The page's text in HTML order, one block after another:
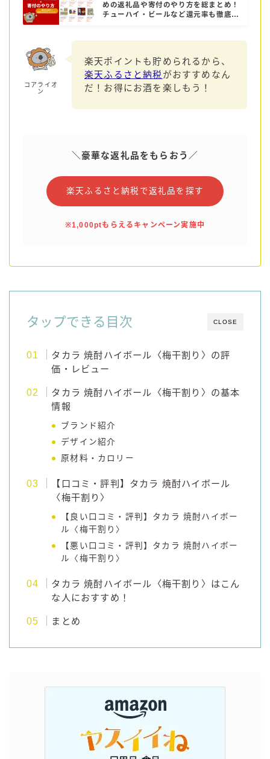
運営者情報
お問い合わせ
めの返礼品や寄付のやり方を総まとめ！
チューハイ・ビールなど還元率も徹底解
コアライオ
ン
楽天ポイントも貯められるから、
楽天ふるさと納税 がおすすめなん
だ！お得にお酒を楽しもう！
＼豪華な返礼品をもらおう／
楽天ふるさと納税で返礼品を探す
※1,000ptもらえるキャンペーン実施中
CLOSE
タップできる目次
タカラ 焼酎ハイボール〈梅干割り〉の評
価・レビュー
タカラ 焼酎ハイボール〈梅干割り〉の基本
情報
ブランド紹介
デザイン紹介
原材料・カロリー
【口コミ・評判】タカラ 焼酎ハイボール
〈梅干割り〉
【良い口コミ・評判】タカラ 焼酎ハイボー
ル〈梅干割り〉
【悪い口コミ・評判】タカラ 焼酎ハイボー
ル〈梅干割り〉
タカラ 焼酎ハイボール〈梅干割り〉はこん
な人におすすめ！
まとめ